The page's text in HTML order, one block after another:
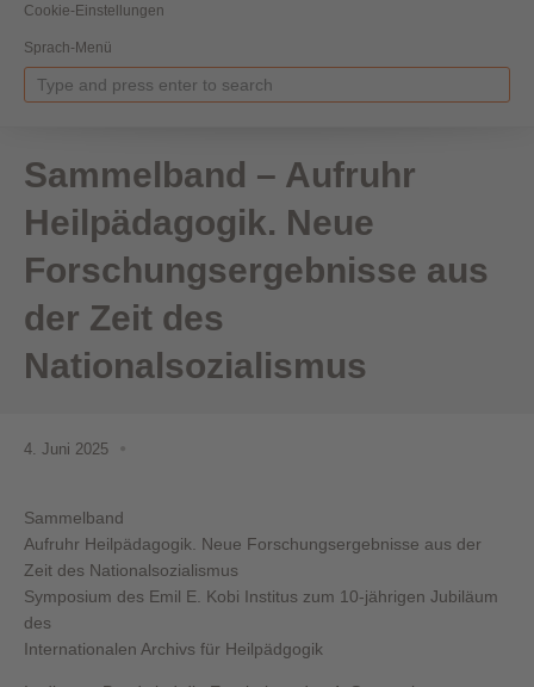
Cookie-Einstellungen
Sprach-Menü
Sammelband – Aufruhr
Heilpädagogik. Neue
Forschungsergebnisse aus
der Zeit des
Nationalsozialismus
4. Juni 2025
Sammelband
Aufruhr Heilpädagogik. Neue Forschungsergebnisse aus der
Zeit des Nationalsozialismus
Symposium des Emil E. Kobi Institus zum 10-jährigen Jubiläum
des
Internationalen Archivs für Heilpädgogik